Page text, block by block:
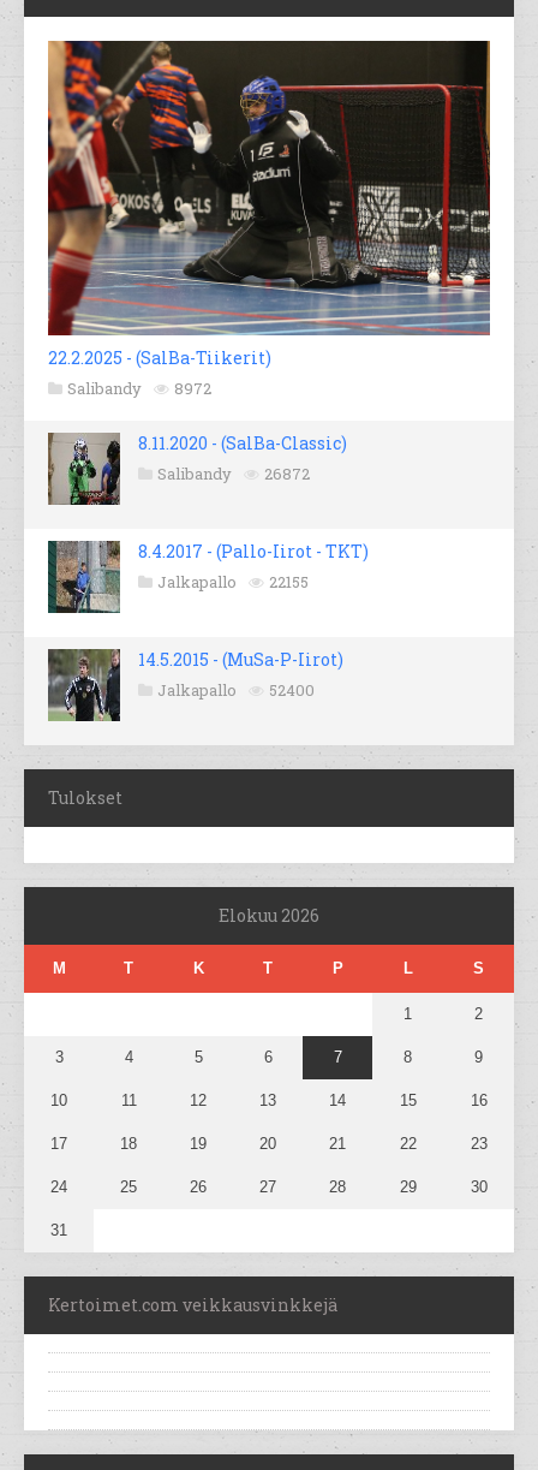
22.2.2025 - (SalBa-Tiikerit)
Salibandy 8972
8.11.2020 - (SalBa-Classic)
Salibandy 26872
8.4.2017 - (Pallo-Iirot - TKT)
Jalkapallo 22155
14.5.2015 - (MuSa-P-Iirot)
Jalkapallo 52400
Tulokset
Elokuu 2026
M T K T P L S
1 2
3 4 5 6 7 8 9
10 11 12 13 14 15 16
17 18 19 20 21 22 23
24 25 26 27 28 29 30
31
Kertoimet.com veikkausvinkkejä